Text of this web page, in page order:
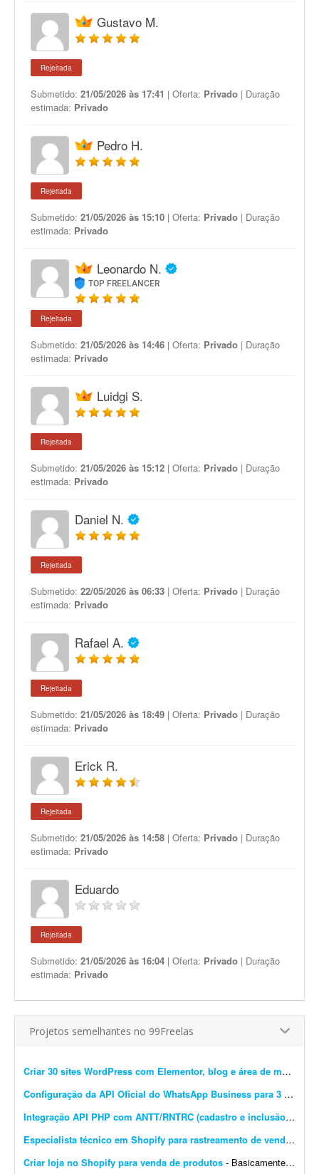
Gustavo M.
Rejeitada
Submetido: 21/05/2026 às 17:41 | Oferta: Privado | Duração
estimada: Privado
Pedro H.
Rejeitada
Submetido: 21/05/2026 às 15:10 | Oferta: Privado | Duração
estimada: Privado
Leonardo N.
TOP FREELANCER
Rejeitada
Submetido: 21/05/2026 às 14:46 | Oferta: Privado | Duração
estimada: Privado
Luidgi S.
Rejeitada
Submetido: 21/05/2026 às 15:12 | Oferta: Privado | Duração
estimada: Privado
Daniel N.
Rejeitada
Submetido: 22/05/2026 às 06:33 | Oferta: Privado | Duração
estimada: Privado
Rafael A.
Rejeitada
Submetido: 21/05/2026 às 18:49 | Oferta: Privado | Duração
estimada: Privado
Erick R.
Rejeitada
Submetido: 21/05/2026 às 14:58 | Oferta: Privado | Duração
estimada: Privado
Eduardo
Rejeitada
Submetido: 21/05/2026 às 16:04 | Oferta: Privado | Duração
estimada: Privado
Projetos semelhantes no 99Freelas
Criar 30 sites WordPress com Elementor, blog e área de membros
Configuração da API Oficial do WhatsApp Business para 3 instâncias
Integração API PHP com ANTT/RNTRC (cadastro e inclusão)
-
Especialista técnico em Shopify para rastreamento de vendas e Meta Pixel
Criar loja no Shopify para venda de produtos - Basicamente, quero que o site seja construído do zero e configurado no Shopify para venda de produtos. O carrinho de compras deve ter upsell. O produto deve ser configurado com variantes: a...